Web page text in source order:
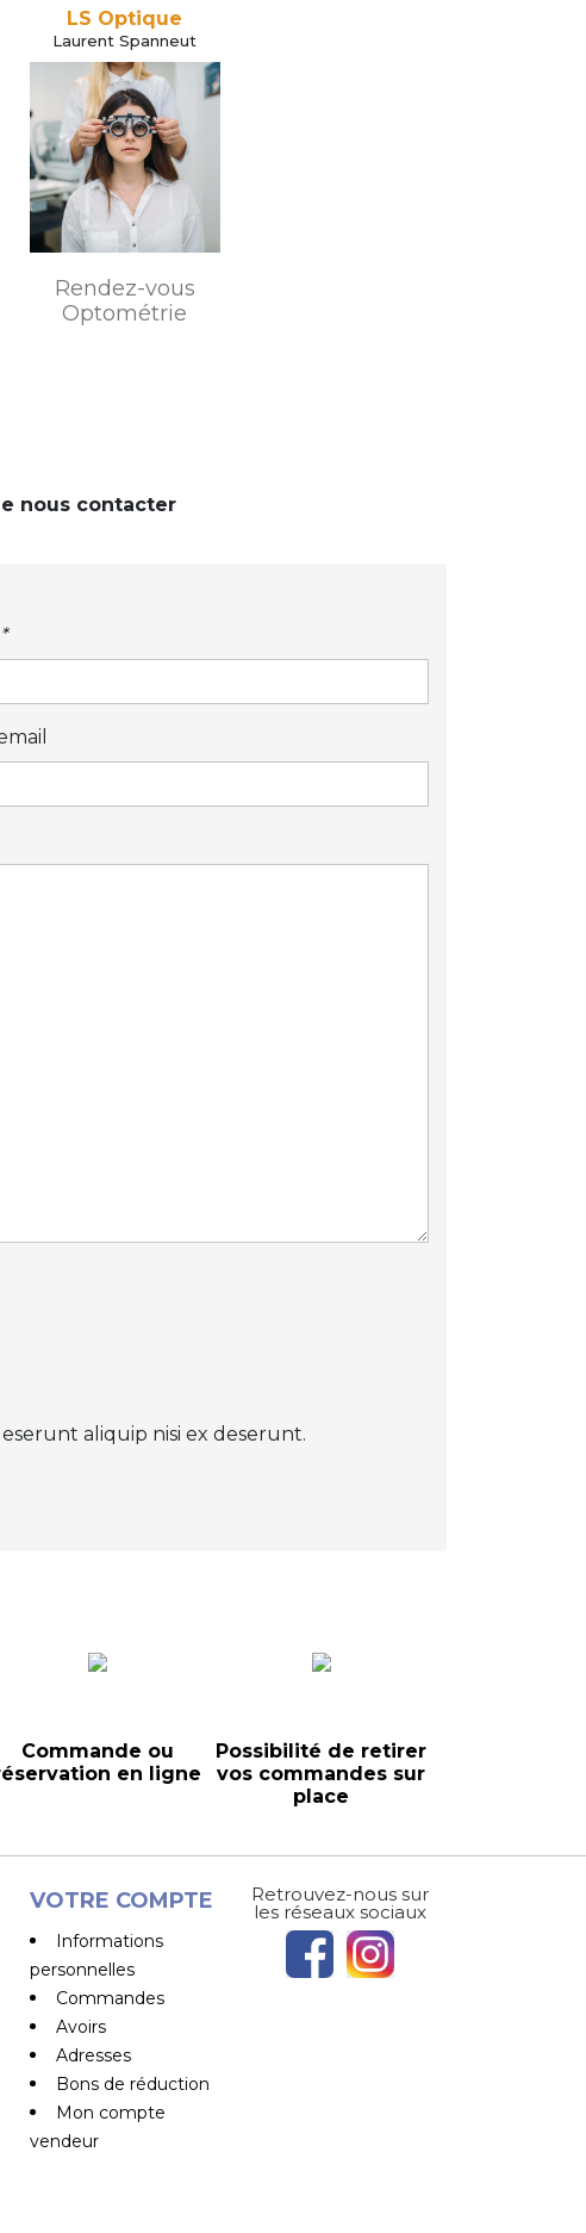
LS Optique
Laurent Spanneut
Rendez-vous
Optométrie
nous contacter
*
aliquip nisi ex deserunt.
Commande ou
en ligne
Possibilité de retirer
vos commandes sur
place
VOTRE COMPTE
Informations
personnelles
Commandes
Avoirs
Adresses
Bons de réduction
Mon compte
vendeur
Retrouvez-nous sur
les réseaux sociaux